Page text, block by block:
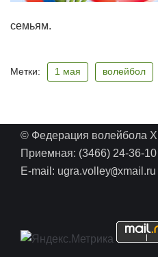
семьям.
Метки: 1 мая волейбол
© Федерация волейбола
Приемная: (3466) 24-36-10
E-mail: ugra.volley@xmail.ru